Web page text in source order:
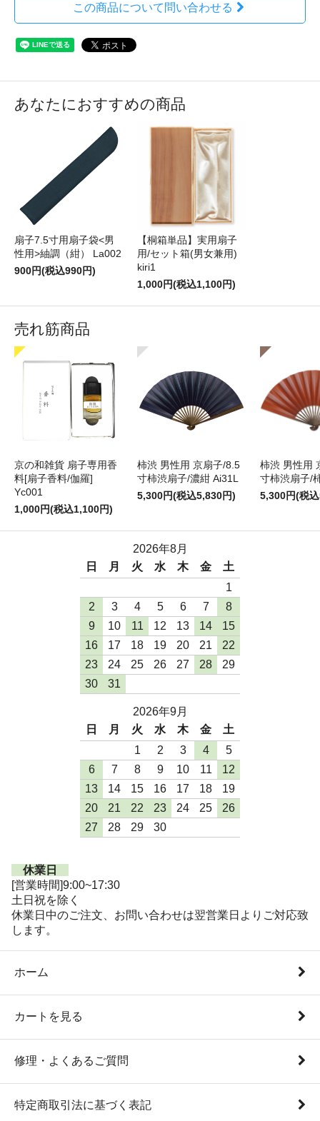
この商品について問い合わせる
あなたにおすすめの商品
扇子7.5寸用扇子袋<男
性用>紬調（紺） La002
900円(税込990円)
【桐箱単品】実用扇子
用/セット箱(男女兼用)
kiri1
1,000円(税込1,100円)
売れ筋商品
京の和雑貨 扇子専用香
料[扇子香料/伽羅]
Yc001
1,000円(税込1,100円)
柿渋 男性用 京扇子/8.5
寸柿渋扇子/濃紺 Ai31L
5,300円(税込5,830円)
柿渋 男性用
寸柿渋扇子/
5,300円(税
2026年8月
日
月 火 水 木 金
土
1
2
3 4 5 6 7
8
9
10 11 12 13 14
15
16
17 18 19 20 21
22
23
24 25 26 27 28
29
30
31
2026年9月
日
月 火 水 木 金
土
1
2 3 4
5
6
7 8 9 10 11
12
13
14 15 16 17 18
19
20
21 22 23 24 25
26
27
28 29 30
休業日
[営業時間]9:00~17:30
土日祝を除く
休業日中のご注文、お問い合わせは翌営業日よりご対応致
します。
ホーム
カートを見る
修理・よくあるご質問
特定商取引法に基づく表記